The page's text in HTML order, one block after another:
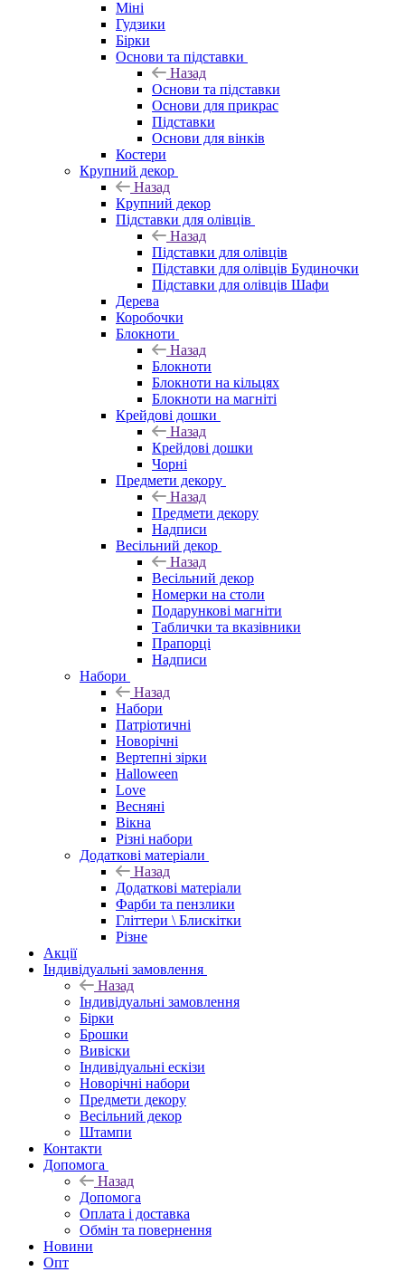
Міні
Гудзики
Бірки
Основи та підставки
Назад
Основи та підставки
Основи для прикрас
Підставки
Основи для вінків
Костери
Крупний декор
Назад
Крупний декор
Підставки для олівців
Назад
Підставки для олівців
Підставки для олівців Будиночки
Підставки для олівців Шафи
Дерева
Коробочки
Блокноти
Назад
Блокноти
Блокноти на кільцях
Блокноти на магніті
Крейдові дошки
Назад
Крейдові дошки
Чорні
Предмети декору
Назад
Предмети декору
Надписи
Весільний декор
Назад
Весільний декор
Номерки на столи
Подарункові магніти
Таблички та вказівники
Прапорці
Надписи
Набори
Назад
Набори
Патріотичні
Новорічні
Вертепні зірки
Halloween
Love
Весняні
Вікна
Різні набори
Додаткові матеріали
Назад
Додаткові матеріали
Фарби та пензлики
Гліттери \ Блискітки
Різне
Акції
Індивідуальні замовлення
Назад
Індивідуальні замовлення
Бірки
Брошки
Вивіски
Індивідуальні ескізи
Новорічні набори
Предмети декору
Весільний декор
Штампи
Контакти
Допомога
Назад
Допомога
Оплата і доставка
Обмін та повернення
Новини
Опт